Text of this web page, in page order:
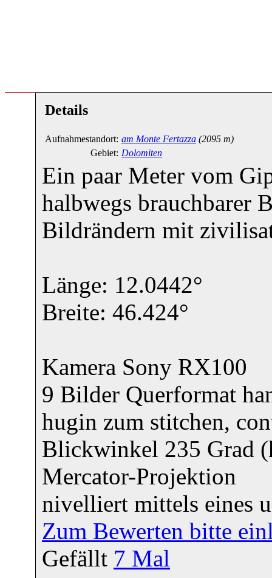
Details
Aufnahmestandort: am Monte Fertazza (2095 m)
Gebiet: Dolomiten
Ein paar Meter vom
halbwegs brauchbarer
Bildrändern mit
Länge: 12.0442°
Breite: 46.424°
Kamera Sony RX100
9 Bilder Querformat
hugin zum stitchen,
Blickwinkel 235 Grad
Mercator-Projektion
nivelliert mittels eines
Zum Bewerten bitte
Gefällt 7 Mal